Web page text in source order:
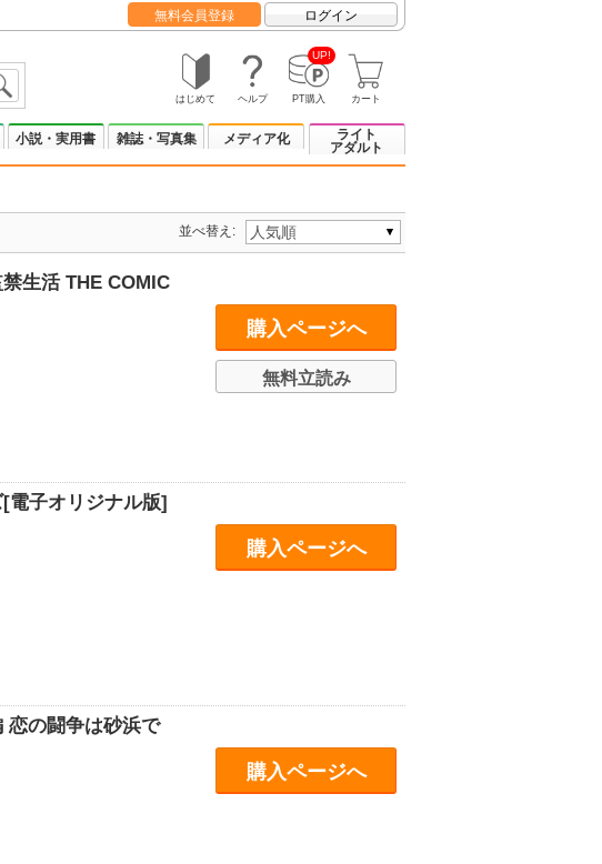
無料会員登録 ログイン
はじめて ヘルプ
UP!
PT購入 カート
小説・実用書 雑誌・写真集 メディア化
ライト
アダルト
並べ替え:
生活 THE COMIC
購入ページへ
無料立読み
電子オリジナル版]
購入ページへ
恋の闘争は砂浜で
購入ページへ